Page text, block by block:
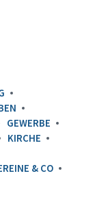
GEWERBE
KIRCHE
& CO